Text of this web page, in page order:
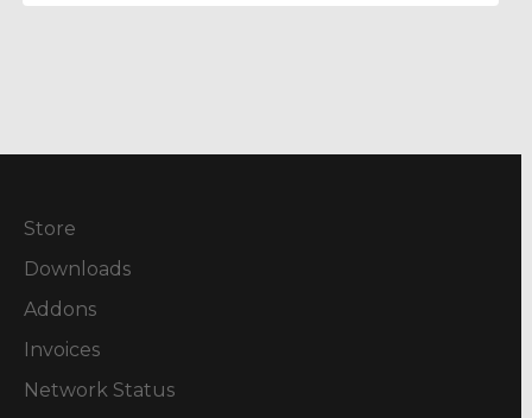
Store
Downloads
Addons
Invoices
Network Status